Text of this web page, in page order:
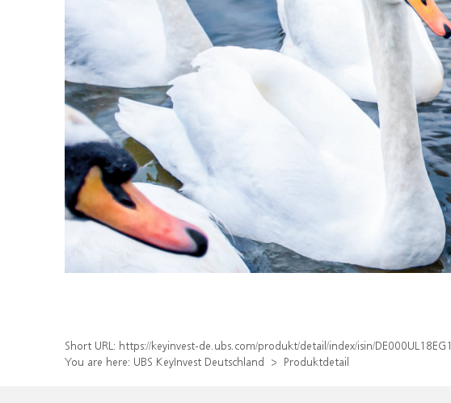
Short URL: https://keyinvest-de.ubs.com/produkt/detail/index/isin/DE000UL18EG1
You are here: UBS KeyInvest Deutschland Produktdetail